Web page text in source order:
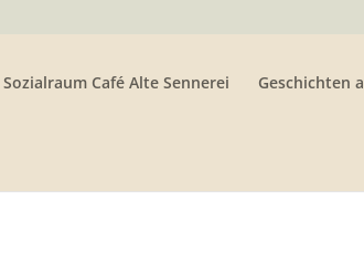
Sozialraum Café Alte Sennerei Geschichten